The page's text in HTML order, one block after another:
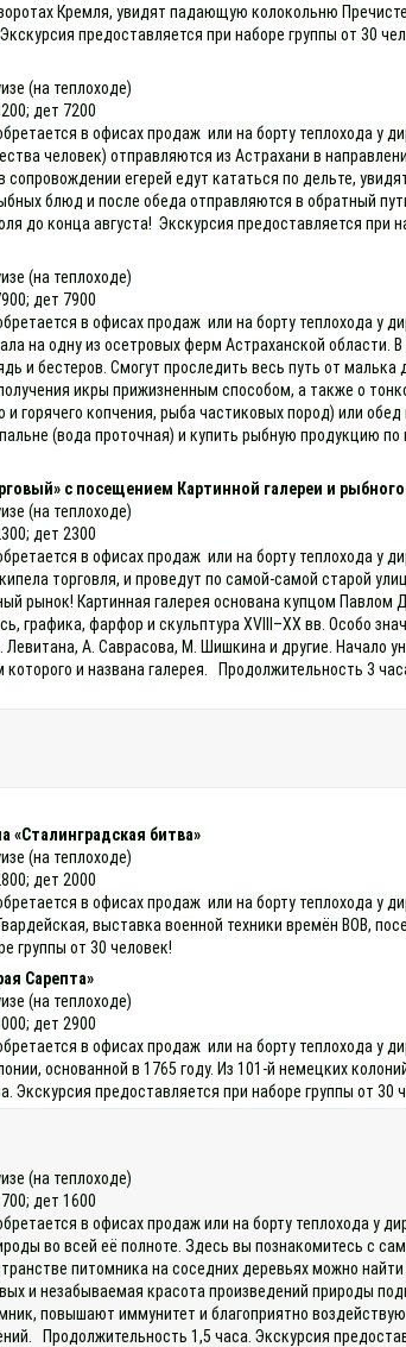
Кремля, увидят падающую колокольню
предоставляется при наборе группы от 30
(на теплоходе)
дет 7200
в офисах продаж или на борту теплохода у
человек) отправляются из Астрахани в
егерей едут кататься по дельте,
блюд и после обеда отправляются в обратный
до конца августа! Экскурсия предоставляется при
(на теплоходе)
дет 7900
в офисах продаж или на борту теплохода у
на одну из осетровых ферм Астраханской области.
и бестеров. Смогут проследить весь путь от
икры прижизненным способом, а также о
горячего копчения, рыба частиковых пород) или
(вода проточная) и купить рыбную продукцию
с посещением Картинной галереи и
(на теплоходе)
дет 2300
в офисах продаж или на борту теплохода у
торговля, и проведут по самой-самой старой
рынок! Картинная галерея основана купцом Павлом
графика, фарфор и скульптура XVIII–XX вв. Особо
А. Саврасова, М. Шишкина и другие. Начало
и названа галерея. Продолжительность 3
«Сталинградская битва»
(на теплоходе)
дет 2000
в офисах продаж или на борту теплохода у
выставка военной техники времён ВОВ,
группы от 30 человек!
Сарепта»
(на теплоходе)
дет 2900
в офисах продаж или на борту теплохода у
основанной в 1765 году. Из 101-й немецких
предоставляется при наборе группы от 30
(на теплоходе)
дет 1600
в офисах продаж или на борту теплохода у
во всей её полноте. Здесь вы познакомитесь с
питомника на соседних деревьях можно
и незабываемая красота произведений природы
повышают иммунитет и благоприятно
Продолжительность 1,5 часа. Экскурсия